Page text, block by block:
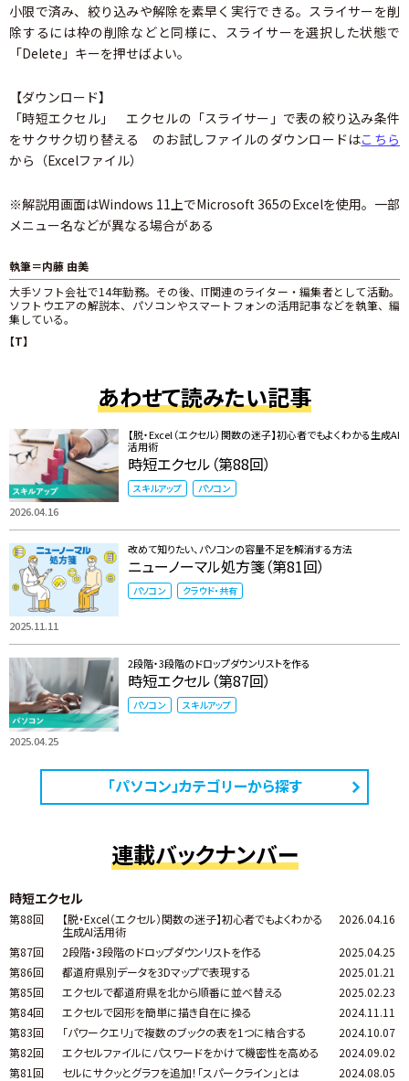
小限で済み、絞り込みや解除を素早く実行できる。スライサーを削
除するには枠の削除などと同様に、スライサーを選択した状態で
「Delete」キーを押せばよい。
【ダウンロード】
「時短エクセル」 エクセルの「スライサー」で表の絞り込み条件
をサクサク切り替える のお試しファイルのダウンロードはこちら
から（Excelファイル）
※解説用画面はWindows 11上でMicrosoft 365のExcelを使用。一部
メニュー名などが異なる場合がある
執筆＝内藤 由美
大手ソフト会社で14年勤務。その後、IT関連のライター・編集者として活動。
ソフトウエアの解説本、パソコンやスマートフォンの活用記事などを執筆、編
集している。
【T】
あわせて読みたい記事
2026.04.16
【脱・Excel（エクセル）関数の迷子】初心者でもよくわかる生成AI
活用術
時短エクセル（第88回）
スキルアップ パソコン
2025.11.11
改めて知りたい、パソコンの容量不足を解消する方法
ニューノーマル処方箋（第81回）
パソコン クラウド・共有
2025.04.25
2段階・3段階のドロップダウンリストを作る
時短エクセル（第87回）
パソコン スキルアップ
「パソコン」カテゴリーから探す
連載バックナンバー
時短エクセル
第88回
【脱・Excel（エクセル）関数の迷子】初心者でもよくわかる
生成AI活用術
2026.04.16
第87回 2段階・3段階のドロップダウンリストを作る
2025.04.25
第86回
都道府県別データを3Dマップで表現する
2025.01.21
第85回
エクセルで都道府県を北から順番に並べ替える
2025.02.23
第84回
エクセルで図形を簡単に描き自在に操る
2024.11.11
第83回
「パワークエリ」で複数のブックの表を1つに結合する
2024.10.07
第82回
エクセルファイルにパスワードをかけて機密性を高める
2024.09.02
第81回
セルにサクッとグラフを追加！「スパークライン」とは
2024.08.05